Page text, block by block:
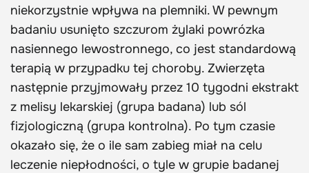
niekorzystnie wpływa na plemniki. W pewnym
badaniu usunięto szczurom żylaki powrózka
nasiennego lewostronnego, co jest standardową
terapią w przypadku tej choroby. Zwierzęta
następnie przyjmowały przez 10 tygodni ekstrakt
z melisy lekarskiej (grupa badana) lub sól
fizjologiczną (grupa kontrolna). Po tym czasie
okazało się, że o ile sam zabieg miał na celu
leczenie niepłodności, o tyle w grupie badanej